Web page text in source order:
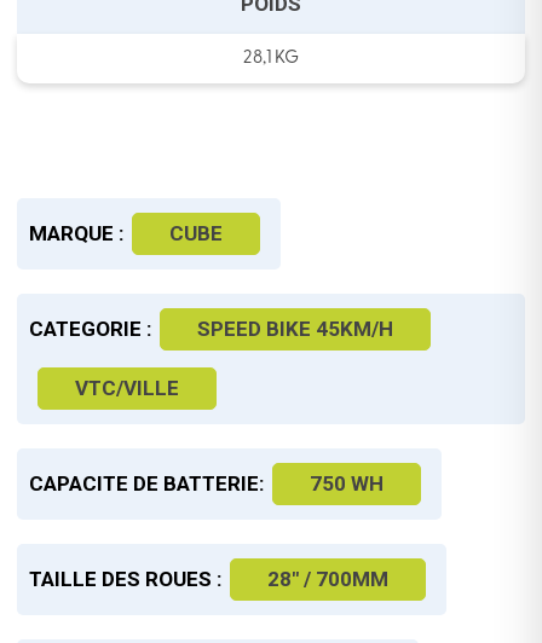
28,1 KG
MARQUE : CUBE
CATEGORIE : SPEED BIKE 45KM/H
VTC/VILLE
CAPACITE DE BATTERIE: 750 WH
TAILLE DES ROUES : 28" / 700MM